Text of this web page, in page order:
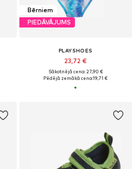
Bērniem
PIEDĀVĀJUMS
PLAYSHOES
23,72 €
Sākotnējā cena: 27,90 €
Pēdējā zemākā cena:19,71 €